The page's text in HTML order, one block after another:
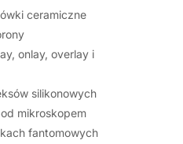
ceramiczne
onlay, overlay i
silikonowych
mikroskopem
fantomowych